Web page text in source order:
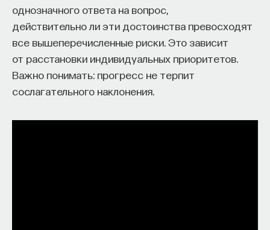
однозначного ответа на вопрос,
действительно ли эти достоинства превосходят
все вышеперечисленные риски. Это зависит
от расстановки индивидуальных приоритетов.
Важно понимать: прогресс не терпит
сослагательного наклонения.